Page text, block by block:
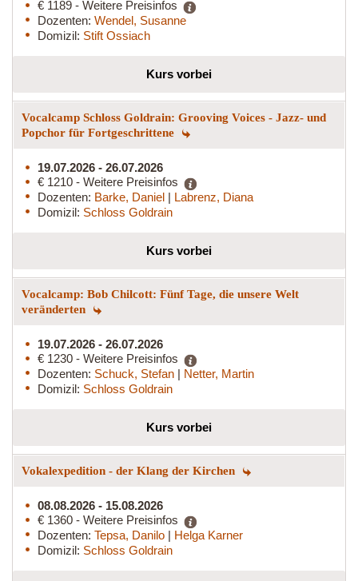
€ 1189 - Weitere Preisinfos
Dozenten: Wendel, Susanne
Domizil: Stift Ossiach
Kurs vorbei
Vocalcamp Schloss Goldrain: Grooving Voices - Jazz- und
Popchor für Fortgeschrittene
19.07.2026 - 26.07.2026
€ 1210 - Weitere Preisinfos
Dozenten: Barke, Daniel | Labrenz, Diana
Domizil: Schloss Goldrain
Kurs vorbei
Vocalcamp: Bob Chilcott: Fünf Tage, die unsere Welt
veränderten
19.07.2026 - 26.07.2026
€ 1230 - Weitere Preisinfos
Dozenten: Schuck, Stefan | Netter, Martin
Domizil: Schloss Goldrain
Kurs vorbei
Vokalexpedition - der Klang der Kirchen
08.08.2026 - 15.08.2026
€ 1360 - Weitere Preisinfos
Dozenten: Tepsa, Danilo | Helga Karner
Domizil: Schloss Goldrain